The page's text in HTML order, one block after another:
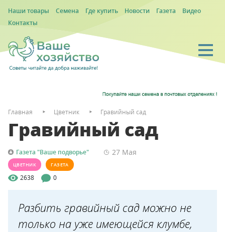
Наши товары Семена Где купить Новости Газета
Видео
Контакты
Главная Цветник Гравийный сад
Гравийный сад
Газета "Ваше подворье" 27 Мая
ЦВЕТНИК ГАЗЕТА
2638 0
Разбить гравийный сад можно не
только на уже имеющейся клумбе,